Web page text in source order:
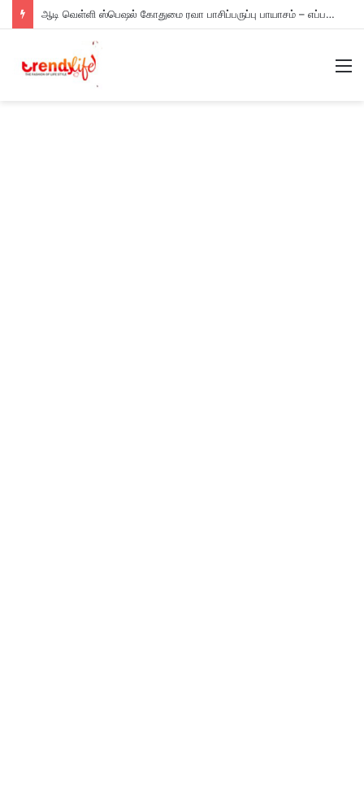
ஆடி வெள்ளி ஸ்பெஷல் கோதுமை ரவா பாசிப்பருப்பு பாயாசம் – எப்படி செய்யணும் தெரியுமா?